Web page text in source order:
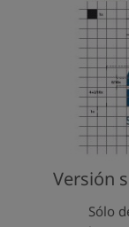
Versión
Sólo